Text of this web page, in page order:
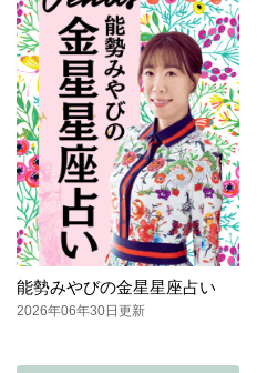
能勢みやびの金星星座占い
2026年06年30日更新